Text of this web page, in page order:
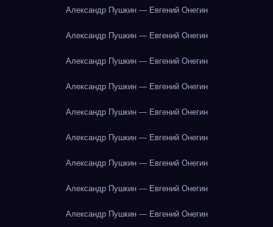
Александр Пушкин — Евгений Онегин
Александр Пушкин — Евгений Онегин
Александр Пушкин — Евгений Онегин
Александр Пушкин — Евгений Онегин
Александр Пушкин — Евгений Онегин
Александр Пушкин — Евгений Онегин
Александр Пушкин — Евгений Онегин
Александр Пушкин — Евгений Онегин
Александр Пушкин — Евгений Онегин